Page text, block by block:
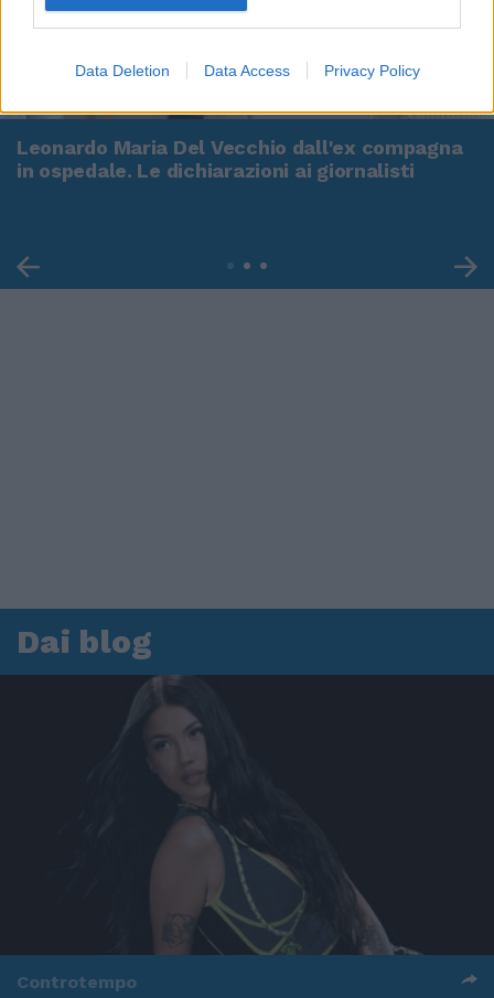
Data Deletion Data Access Privacy Policy
Leonardo Maria Del Vecchio dall'ex compagna
in ospedale. Le dichiarazioni ai giornalisti
Dai blog
Controtempo